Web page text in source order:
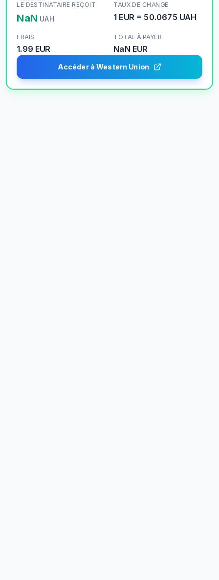
LE DESTINATAIRE REÇOIT
NaN UAH
TAUX DE CHANGE
1 EUR= 50.0675 UAH
FRAIS
1.99 EUR
TOTAL À PAYER
NaN EUR
Accéder à Western Union